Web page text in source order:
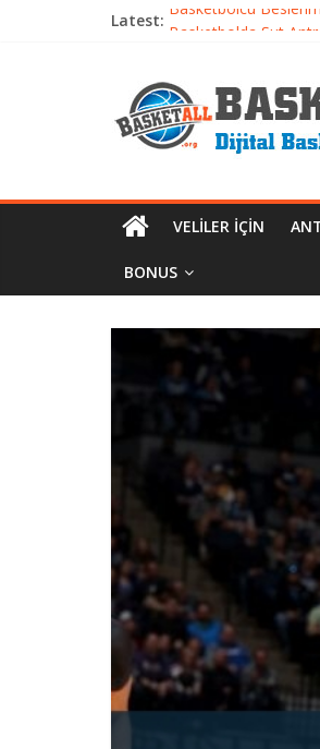
Latest: Basketbolcu
Dünyanın En İyi
Etkili Basketbol
VELILER İÇIN
BONUS